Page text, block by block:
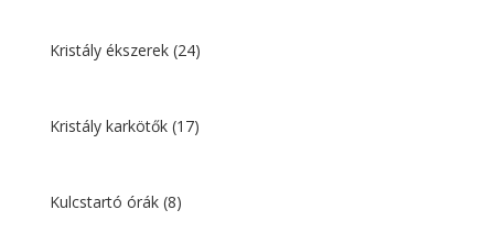
Kristály ékszerek (24)
Kristály karkötők (17)
Kulcstartó órák (8)